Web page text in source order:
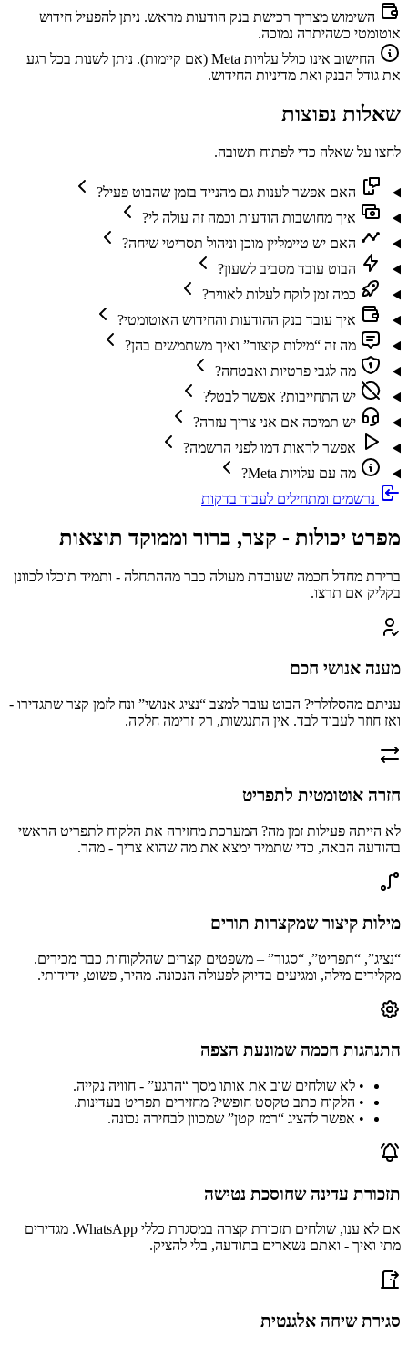
השימוש מצריך רכישת בנק הודעות מראש. ניתן להפעיל חידוש
אוטומטי כשהיתרה נמוכה.
החישוב אינו כולל עלויות Meta (אם קיימות). ניתן לשנות בכל רגע
את גודל הבנק ואת מדיניות החידוש.
שאלות נפוצות
לחצו על שאלה כדי לפתוח תשובה.
האם אפשר לענות גם מהנייד בזמן שהבוט פעיל?
איך מחושבות הודעות וכמה זה עולה לי?
האם יש טיימליין מוכן וניהול תסריטי שיחה?
הבוט עובד מסביב לשעון?
כמה זמן לוקח לעלות לאוויר?
איך עובד בנק ההודעות והחידוש האוטומטי?
מה זה “מילות קיצור” ואיך משתמשים בהן?
מה לגבי פרטיות ואבטחה?
יש התחייבות? אפשר לבטל?
יש תמיכה אם אני צריך עזרה?
אפשר לראות דמו לפני הרשמה?
מה עם עלויות Meta?
נרשמים ומתחילים לעבוד בדקות
מפרט יכולות - קצר, ברור וממוקד תוצאות
ברירת מחדל חכמה שעובדת מעולה כבר מההתחלה - ותמיד תוכלו לכוונן
בקליק אם תרצו.
מענה אנושי חכם
עניתם מהסלולרי? הבוט עובר למצב “נציג אנושי” ונח לזמן קצר שתגדירו -
ואז חוזר לעבוד לבד. אין התנגשות, רק זרימה חלקה.
חזרה אוטומטית לתפריט
לא הייתה פעילות זמן מה? המערכת מחזירה את הלקוח לתפריט הראשי
בהודעה הבאה, כדי שתמיד ימצא את מה שהוא צריך - מהר.
מילות קיצור שמקצרות תורים
“נציג”, “תפריט”, “סגור” – משפטים קצרים שהלקוחות כבר מכירים.
מקלידים מילה, ומגיעים בדיוק לפעולה הנכונה. מהיר, פשוט, ידידותי.
התנהגות חכמה שמונעת הצפה
• לא שולחים שוב את אותו מסך “הרגע” - חוויה נקייה.
• הלקוח כתב טקסט חופשי? מחזירים תפריט בעדינות.
• אפשר להציג “רמז קטן” שמכוון לבחירה נכונה.
תזכורת עדינה שחוסכת נטישה
אם לא ענו, שולחים תזכורת קצרה במסגרת כללי WhatsApp. מגדירים
מתי ואיך - ואתם נשארים בתודעה, בלי להציק.
סגירת שיחה אלגנטית